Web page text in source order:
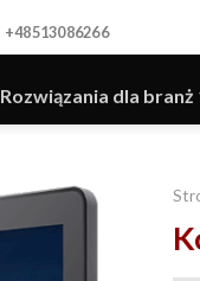
+48513086266
Rozwiązania dla branż